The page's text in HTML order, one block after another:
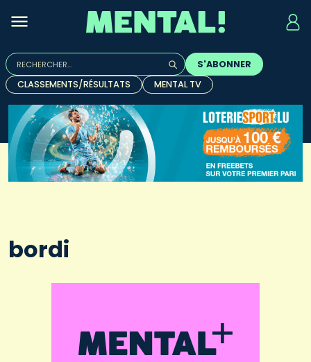
Rechercher :
Quand les résultats de l'auto-complétion sont
S'ABONNER
CLASSEMENTS/RÉSULTATS
MENTAL TV
bordi